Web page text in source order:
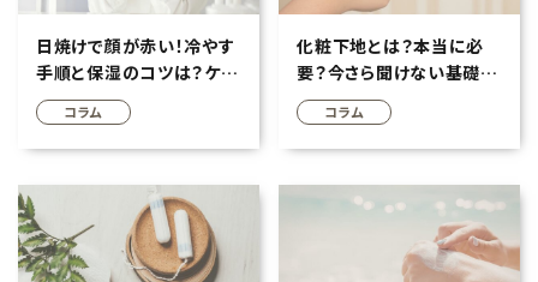
日焼けで顔が赤い！冷やす
手順と保湿のコツは？ケア
でダメージ軽減へ
コラム
化粧下地とは？本当に必
要？今さら聞けない基礎知
識とメリットを解説
コラム